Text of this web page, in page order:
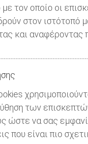
τον οποίο οι
στον ιστότοπό
και αναφέροντας
των
ώστε να σας
που είναι πιο